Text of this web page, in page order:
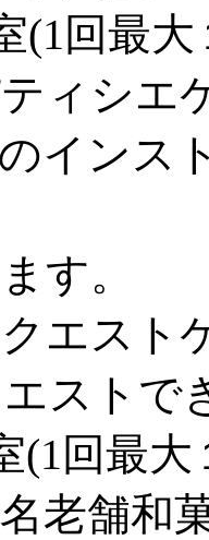
(1回最大
エケー
インス
す。
トケー
ストで
(1回最大
和菓子